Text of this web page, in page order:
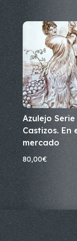
Azulejo Serie
Castizos. En
mercado
80,00€